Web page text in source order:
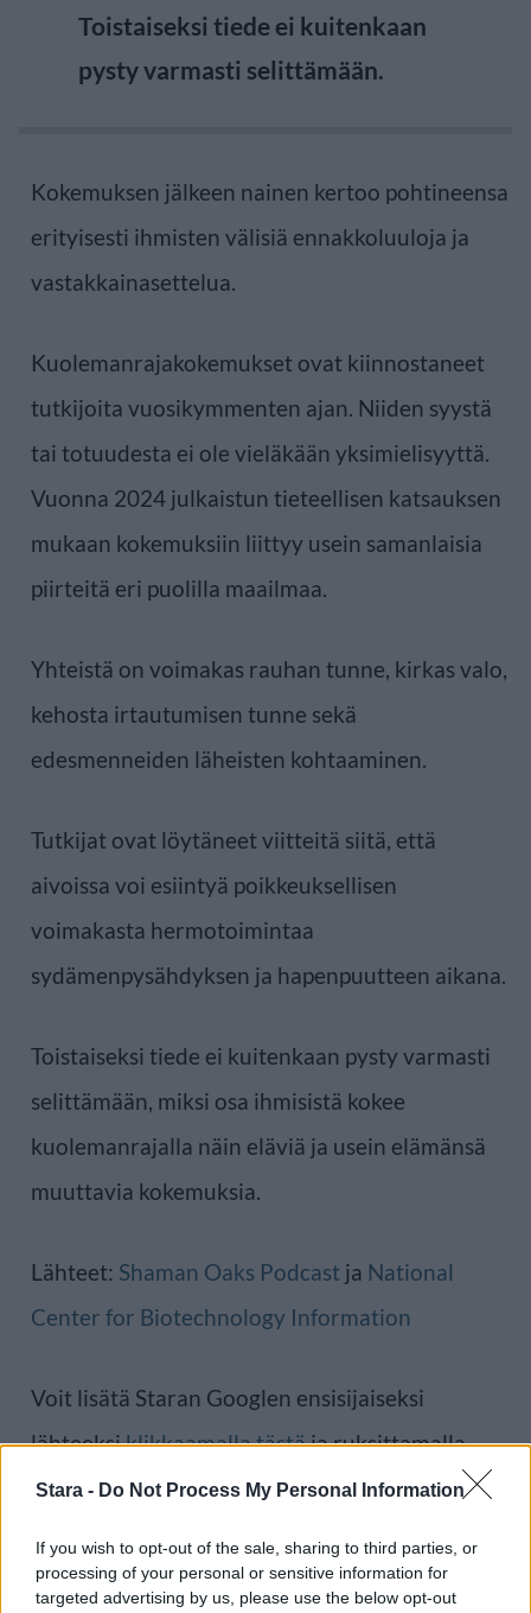
Stara - Do Not Process My Personal Information
If you wish to opt-out of the sale, sharing to third parties, or
processing of your personal or sensitive information for
targeted advertising by us, please use the below opt-out
Toistaiseksi tiede ei kuitenkaan
pysty varmasti selittämään.
Kokemuksen jälkeen nainen kertoo pohtineensa
erityisesti ihmisten välisiä ennakkoluuloja ja
vastakkainasettelua.
Kuolemanrajakokemukset ovat kiinnostaneet
tutkijoita vuosikymmenten ajan. Niiden syystä
tai totuudesta ei ole vieläkään yksimielisyyttä.
Vuonna 2024 julkaistun tieteellisen katsauksen
mukaan kokemuksiin liittyy usein samanlaisia
piirteitä eri puolilla maailmaa.
Yhteistä on voimakas rauhan tunne, kirkas valo,
kehosta irtautumisen tunne sekä
edesmenneiden läheisten kohtaaminen.
Tutkijat ovat löytäneet viitteitä siitä, että
aivoissa voi esiintyä poikkeuksellisen
voimakasta hermotoimintaa
sydämenpysähdyksen ja hapenpuutteen aikana.
Toistaiseksi tiede ei kuitenkaan pysty varmasti
selittämään, miksi osa ihmisistä kokee
kuolemanrajalla näin eläviä ja usein elämänsä
muuttavia kokemuksia.
Lähteet: Shaman Oaks Podcast ja National
Center for Biotechnology Information
Voit lisätä Staran Googlen ensisijaiseksi
lähteeksiklikkaamalla tästäja ruksittamalla
laatikon. Voit myös lukea lisää tähän artikkeliin
kuolema ,stressitai laajemmin samasta